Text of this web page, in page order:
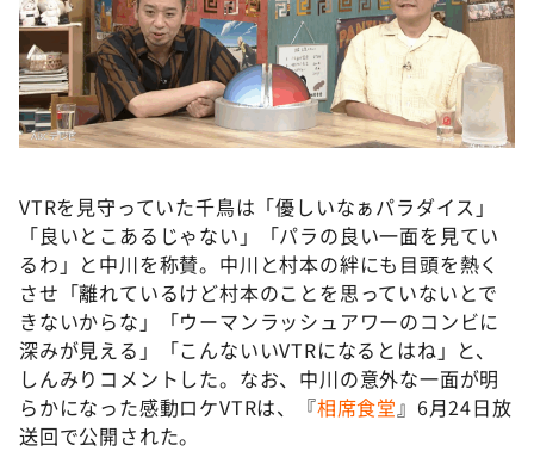
VTRを見守っていた千鳥は「優しいなぁパラダイス」
「良いとこあるじゃない」「パラの良い一面を見てい
るわ」と中川を称賛。中川と村本の絆にも目頭を熱く
させ「離れているけど村本のことを思っていないとで
きないからな」「ウーマンラッシュアワーのコンビに
深みが見える」「こんないいVTRになるとはね」と、
しんみりコメントした。なお、中川の意外な一面が明
らかになった感動ロケVTRは、『相席食堂』6月24日放
送回で公開された。